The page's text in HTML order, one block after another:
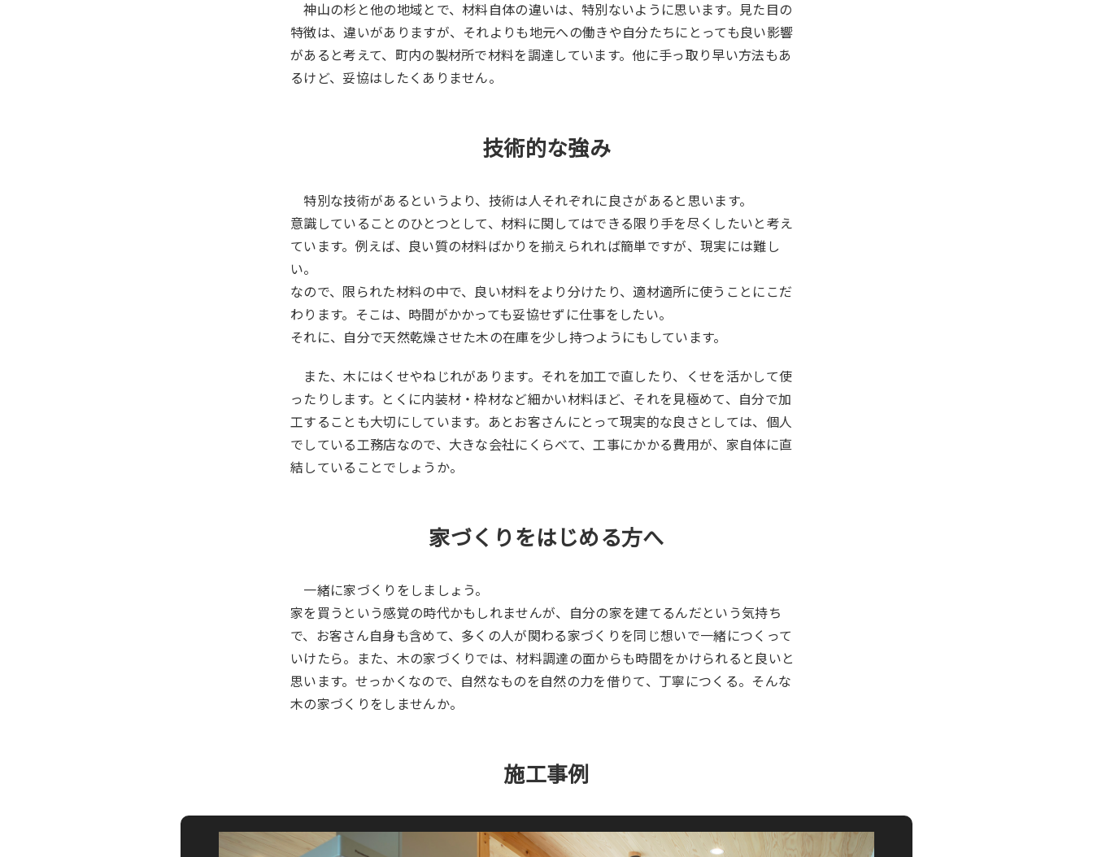
神山の杉と他の地域とで、材料自体の違いは、特別ないように思います。見た目の
特徴は、違いがありますが、それよりも地元への働きや自分たちにとっても良い影響
があると考えて、町内の製材所で材料を調達しています。他に手っ取り早い方法もあ
るけど、妥協はしたくありません。
技術的な強み
特別な技術があるというより、技術は人それぞれに良さがあると思います。
意識していることのひとつとして、材料に関してはできる限り手を尽くしたいと考え
ています。例えば、良い質の材料ばかりを揃えられれば簡単ですが、現実には難し
い。
なので、限られた材料の中で、良い材料をより分けたり、適材適所に使うことにこだ
わります。そこは、時間がかかっても妥協せずに仕事をしたい。
それに、自分で天然乾燥させた木の在庫を少し持つようにもしています。
また、木にはくせやねじれがあります。それを加工で直したり、くせを活かして使
ったりします。とくに内装材・枠材など細かい材料ほど、それを見極めて、自分で加
工することも大切にしています。あとお客さんにとって現実的な良さとしては、個人
でしている工務店なので、大きな会社にくらべて、工事にかかる費用が、家自体に直
結していることでしょうか。
家づくりをはじめる方へ
一緒に家づくりをしましょう。
家を買うという感覚の時代かもしれませんが、自分の家を建てるんだという気持ち
で、お客さん自身も含めて、多くの人が関わる家づくりを同じ想いで一緒につくって
いけたら。また、木の家づくりでは、材料調達の面からも時間をかけられると良いと
思います。せっかくなので、自然なものを自然の力を借りて、丁寧につくる。そんな
木の家づくりをしませんか。
施工事例